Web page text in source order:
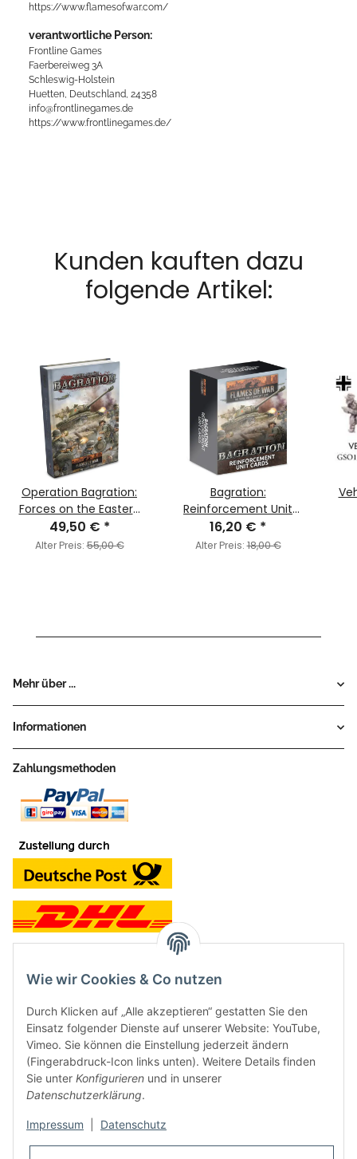
https://www.flamesofwar.com/
verantwortliche Person:
Frontline Games
Faerbereiweg 3A
Schleswig-Holstein
Huetten, Deutschland, 24358
info@frontlinegames.de
https://www.frontlinegames.de/
Kunden kauften dazu
folgende Artikel:
Operation Bagration:
Forces on the Eastern
Front 1944
49,50 € *
Alter Preis:55,00 €
Bagration:
Reinforcement Unit
Cards
16,20 € *
Alter Preis:18,00 €
Mehr über ...
Informationen
Zahlungsmethoden
Neben dem Onlineshop haben wir ein Ladengeschäft in Hütten:
Frontline Games
Färbereiweg 3A
24358 Hütten
Wie wir Cookies & Co nutzen
Durch Klicken auf „Alle akzeptieren“ gestatten Sie den
Einsatz folgender Dienste auf unserer Website: YouTube,
Vimeo. Sie können die Einstellung jederzeit ändern
(Fingerabdruck-Icon links unten). Weitere Details finden
Sie unter Konfigurieren und in unserer
Datenschutzerklärung.
Impressum Datenschutz